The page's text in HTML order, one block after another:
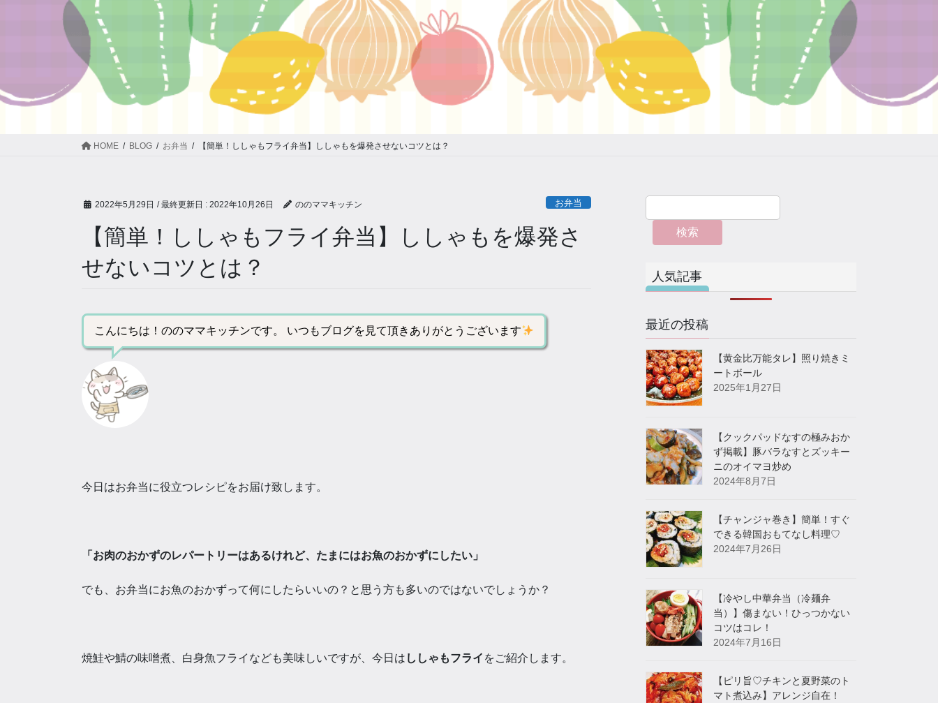
HOME BLOG お弁当 【簡単！ししゃもフライ弁当】ししゃもを爆発させないコツとは？
2022年5月29日 / 最終更新日 : 2022年10月26日 ののママキッチン お弁当
【簡単！ししゃもフライ弁当】ししゃもを爆発さ
せないコツとは？
こんにちは！ののママキッチンです。 いつもブログを見て頂きありがとうございます
今日はお弁当に役立つレシピをお届け致します。
「お肉のおかずのレパートリーはあるけれど、たまにはお魚のおかずにしたい」
でも、お弁当にお魚のおかずって何にしたらいいの？と思う方も多いのではないでしょうか？
焼鮭や鯖の味噌煮、白身魚フライなども美味しいですが、今日は ししゃもフライ をご紹介します。
検索
人気記事
最近の投稿
【黄金比万能タレ】照り焼きミ
ートボール
2025年1月27日
【クックパッドなすの極みおか
ず掲載】豚バラなすとズッキー
ニのオイマヨ炒め
2024年8月7日
【チャンジャ巻き】簡単！すぐ
できる韓国おもてなし料理♡
2024年7月26日
【冷やし中華弁当（冷麺弁
当）】傷まない！ひっつかない
コツはコレ！
2024年7月16日
【ピリ旨♡チキンと夏野菜のト
マト煮込み】アレンジ自在！